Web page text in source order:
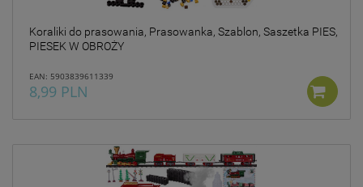
Koraliki do prasowania, Prasowanka, Szablon, Saszetka PIES,
PIESEK W OBROŻY
EAN: 5903839611339
8,99 PLN